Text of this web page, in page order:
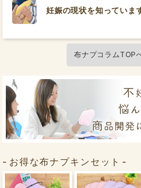
妊娠の現状を知っていま
布ナプコラムTOP
お得な布ナプキンセット